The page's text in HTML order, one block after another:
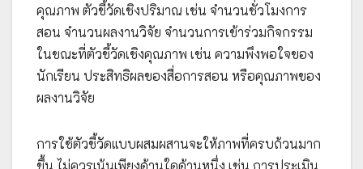
คุณภาพ ตัวชี้วัดเชิงปริมาณ เช่น จำนวนชั่วโมงการ
สอน จำนวนผลงานวิจัย จำนวนการเข้าร่วมกิจกรรม
ในขณะที่ตัวชี้วัดเชิงคุณภาพ เช่น ความพึงพอใจของ
นักเรียน ประสิทธิผลของสื่อการสอน หรือคุณภาพของ
ผลงานวิจัย
การใช้ตัวชี้วัดแบบผสมผสานจะให้ภาพที่ครบถ้วนมาก
ขึ้น ไม่ควรเน้นเพียงด้านใดด้านหนึ่ง เช่น การประเมิน